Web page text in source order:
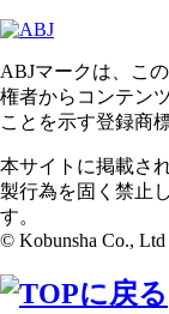
ABJマークは、こ
権者からコンテン
ことを示す登録商
本サイトに掲載さ
製行為を固く禁止
す。
© Kobunsha Co., Ltd